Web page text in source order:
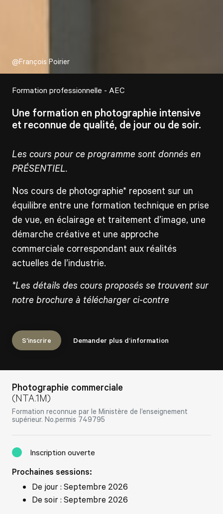
@François Poirier
Formation professionnelle - AEC
Une formation en photographie intensive
et reconnue de qualité, de jour ou de soir.
Les cours pour ce programme sont donnés en
PRÉSENTIEL.
Nos cours de photographie* reposent sur un
équilibre entre une formation technique en prise
de vue, en éclairage et traitement d’image, une
démarche créative et une approche
commerciale correspondant aux réalités
actuelles de l’industrie.
*Les détails des cours proposés se trouvent sur
notre brochure à télécharger ci-contre
S'inscrire Demander plus d’information
Photographie commerciale
(NTA.1M)
Formation reconnue par le Ministère de l’enseignement
supérieur. No.permis 749795
Inscription ouverte
Prochaines sessions:
De jour : Septembre 2026
De soir : Septembre 2026